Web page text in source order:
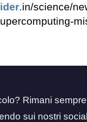
.in/science/
Rimani
sui nostri